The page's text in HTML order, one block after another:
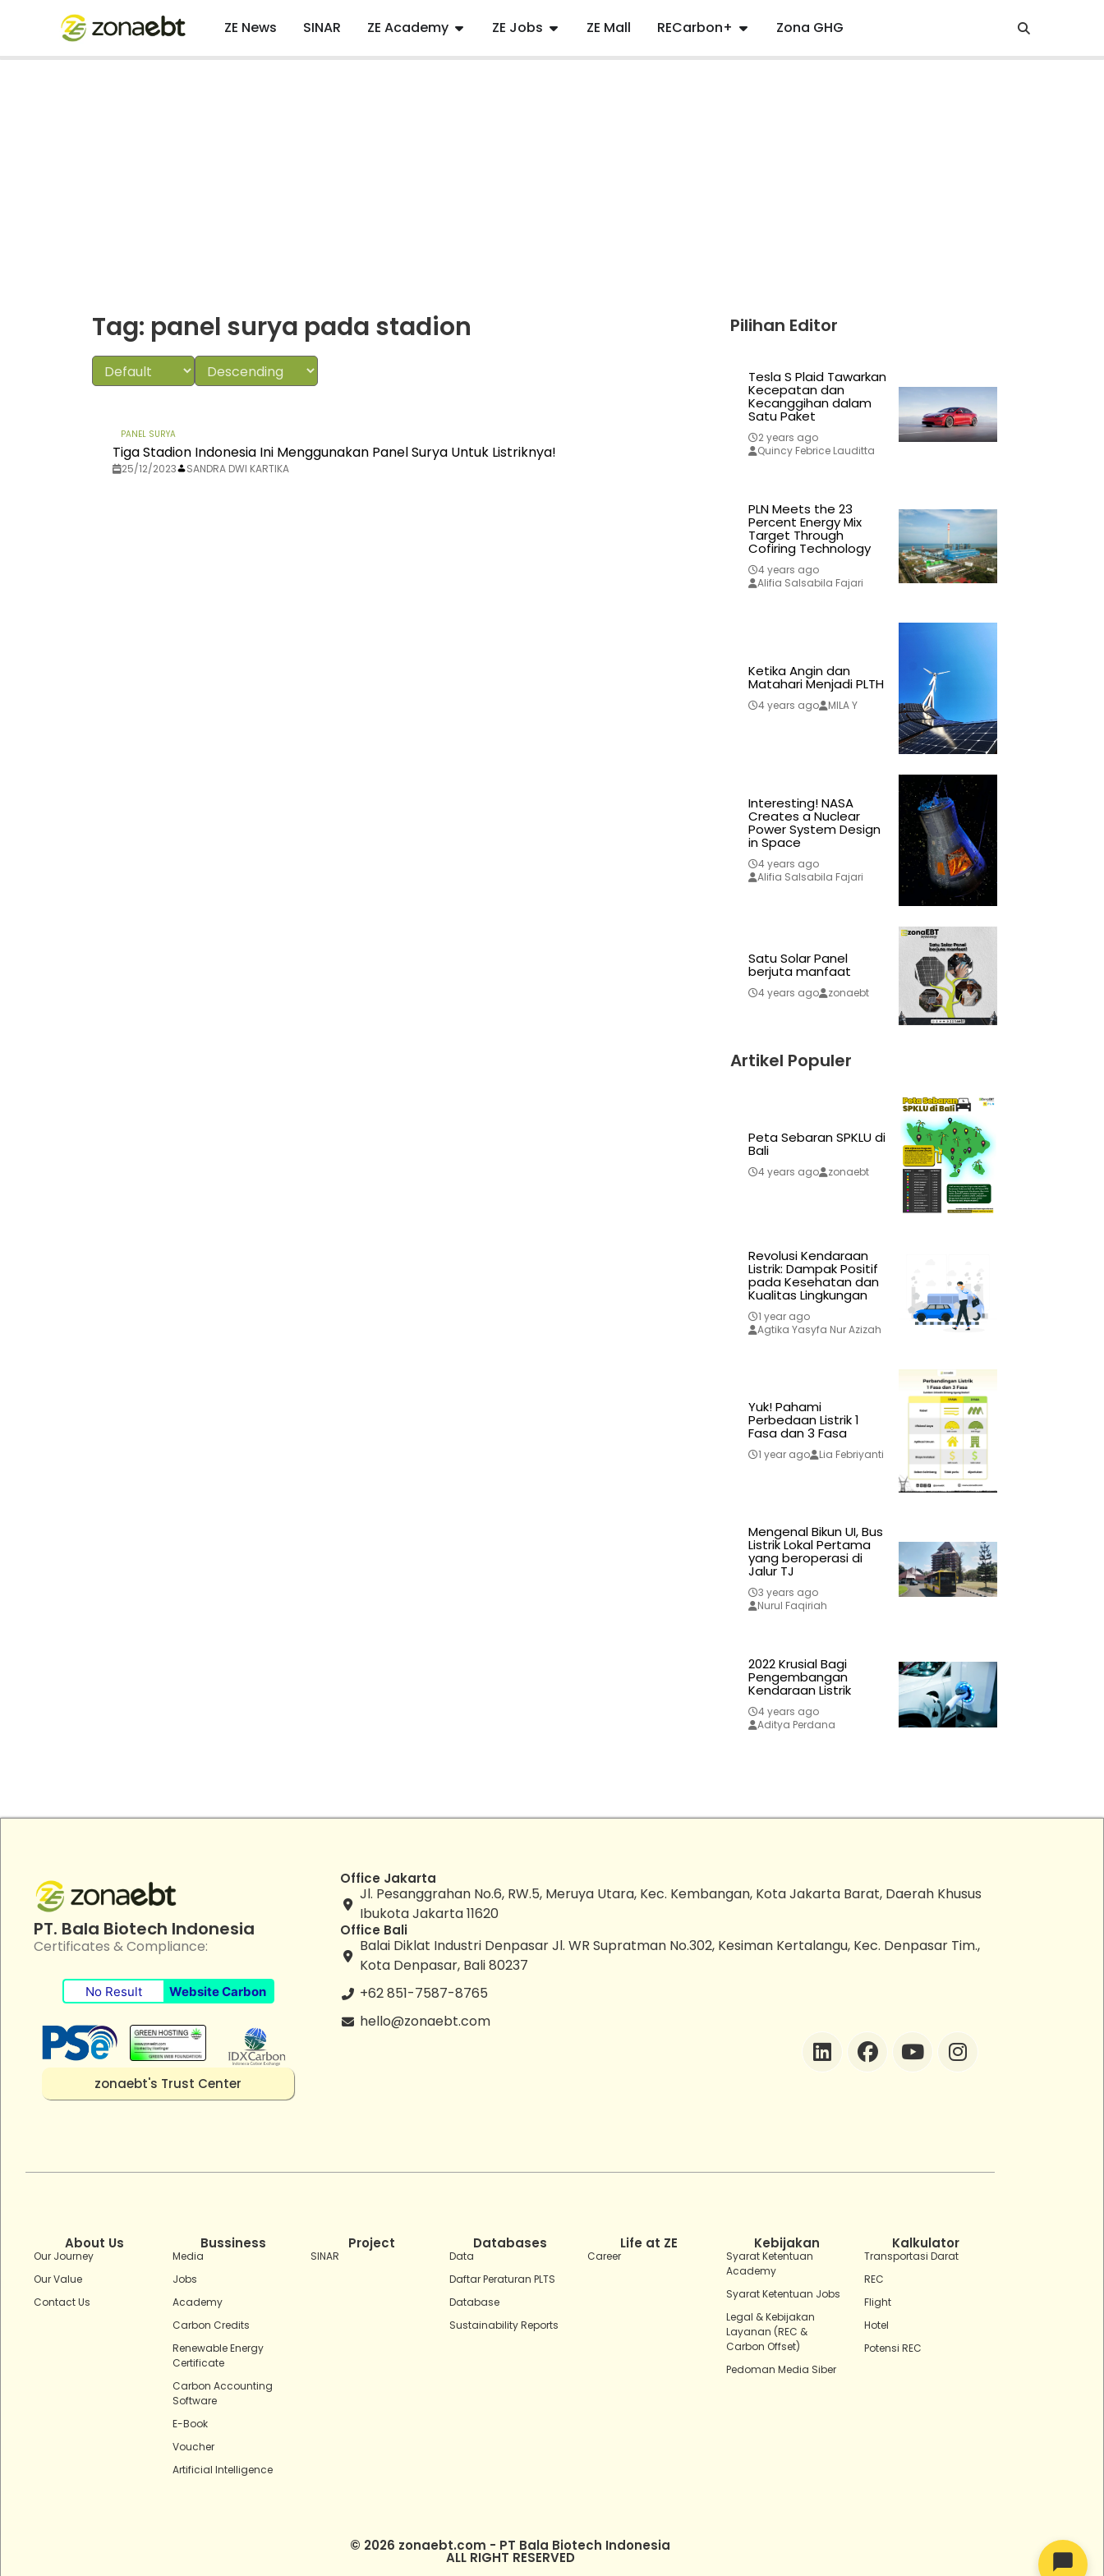
ZE News SINAR ZE Academy ZE Jobs ZE Mall RECarbon+ Zona GHG
Tag: panel surya pada stadion
PANEL SURYA
Tiga Stadion Indonesia Ini Menggunakan Panel Surya Untuk Listriknya!
25/12/2023 SANDRA DWI KARTIKA
Pilihan Editor
Tesla S Plaid Tawarkan
Kecepatan dan
Kecanggihan dalam
Satu Paket
2 years ago
Quincy Febrice Lauditta
PLN Meets the 23
Percent Energy Mix
Target Through
Cofiring Technology
4 years ago
Alifia Salsabila Fajari
Ketika Angin dan
Matahari Menjadi PLTH
4 years ago MILA Y
Interesting! NASA
Creates a Nuclear
Power System Design
in Space
4 years ago
Alifia Salsabila Fajari
Satu Solar Panel
berjuta manfaat
4 years ago zonaebt
Artikel Populer
Peta Sebaran SPKLU di
Bali
4 years ago zonaebt
Revolusi Kendaraan
Listrik: Dampak Positif
pada Kesehatan dan
Kualitas Lingkungan
1 year ago
Agtika Yasyfa Nur Azizah
Yuk! Pahami
Perbedaan Listrik 1
Fasa dan 3 Fasa
1 year ago Lia Febriyanti
Mengenal Bikun UI, Bus
Listrik Lokal Pertama
yang beroperasi di
Jalur TJ
3 years ago
Nurul Faqiriah
2022 Krusial Bagi
Pengembangan
Kendaraan Listrik
4 years ago
Aditya Perdana
PT. Bala Biotech Indonesia
Certificates & Compliance:
No Result Website Carbon
zonaebt's Trust Center
Office Jakarta
Jl. Pesanggrahan No.6, RW.5, Meruya Utara, Kec. Kembangan, Kota Jakarta Barat, Daerah Khusus
Ibukota Jakarta 11620
Office Bali
Balai Diklat Industri Denpasar Jl. WR Supratman No.302, Kesiman Kertalangu, Kec. Denpasar Tim.,
Kota Denpasar, Bali 80237
+62 851-7587-8765
hello@zonaebt.com
About Us
Our Journey
Our Value
Contact Us
Bussiness
Media
Jobs
Academy
Carbon Credits
Renewable Energy
Certificate
Carbon Accounting
Software
E-Book
Voucher
Artificial Intelligence
Project
SINAR
Databases
Data
Daftar Peraturan PLTS
Database
Sustainability Reports
Life at ZE
Career
Kebijakan
Syarat Ketentuan
Academy
Syarat Ketentuan Jobs
Legal & Kebijakan
Layanan (REC &
Carbon Offset)
Pedoman Media Siber
Kalkulator
Transportasi Darat
REC
Flight
Hotel
Potensi REC
© 2026 zonaebt.com - PT Bala Biotech Indonesia
ALL RIGHT RESERVED